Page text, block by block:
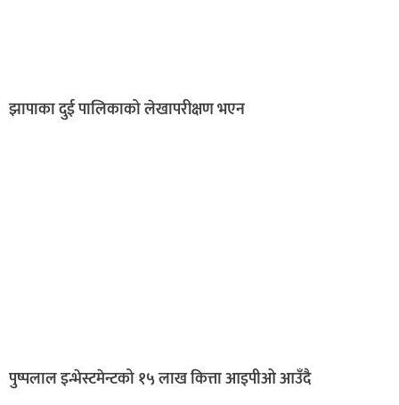
झापाका दुई पालिकाको लेखापरीक्षण भएन
पुष्पलाल इन्भेस्टमेन्टको १५ लाख कित्ता आइपीओ आउँदै